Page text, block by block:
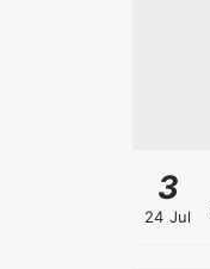
3
24 Jul